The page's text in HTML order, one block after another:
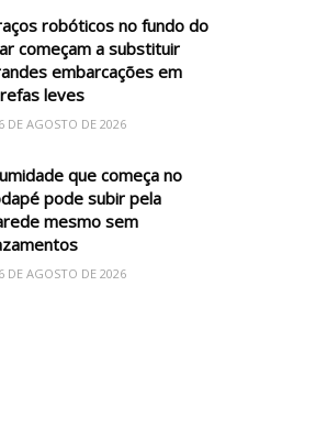
robóticos no fundo do
começam a substituir
embarcações em
leves
DE AGOSTO DE 2026
que começa no
pode subir pela
mesmo sem
DE AGOSTO DE 2026